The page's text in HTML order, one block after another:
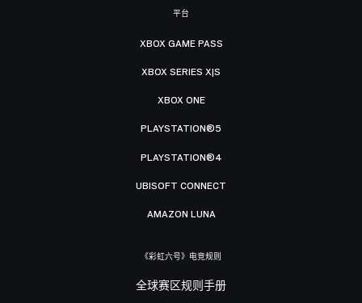
平台
XBOX GAME PASS
XBOX SERIES X|S
XBOX ONE
PLAYSTATION®5
PLAYSTATION®4
UBISOFT CONNECT
AMAZON LUNA
《彩虹六号》电竞规则
全球赛区规则手册